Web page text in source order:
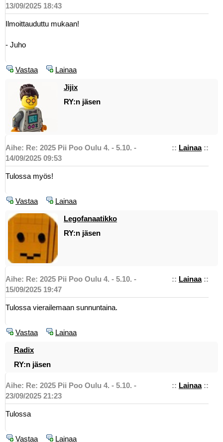
13/09/2025 18:43
Ilmoittauduttu mukaan!
- Juho
Vastaa Lainaa
Jijix
RY:n jäsen
:: Lainaa::
Aihe: Re: 2025 Pii Poo Oulu 4. - 5.10. -
14/09/2025 09:53
Tulossa myös!
Vastaa Lainaa
Legofanaatikko
RY:n jäsen
:: Lainaa::
Aihe: Re: 2025 Pii Poo Oulu 4. - 5.10. -
15/09/2025 19:47
Tulossa vierailemaan sunnuntaina.
Vastaa Lainaa
Radix
RY:n jäsen
:: Lainaa::
Aihe: Re: 2025 Pii Poo Oulu 4. - 5.10. -
23/09/2025 21:23
Tulossa
Vastaa Lainaa